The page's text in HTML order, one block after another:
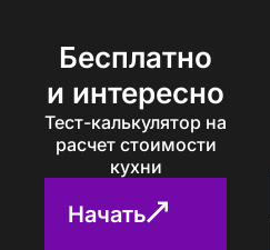
Бесплатно
и интересно
Тест-калькулятор на
расчет стоимости
кухни
Начать